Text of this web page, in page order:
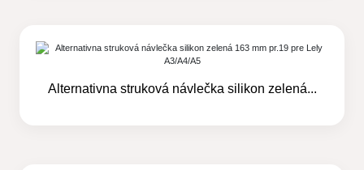
Alternativna struková návlečka silikon zelená...